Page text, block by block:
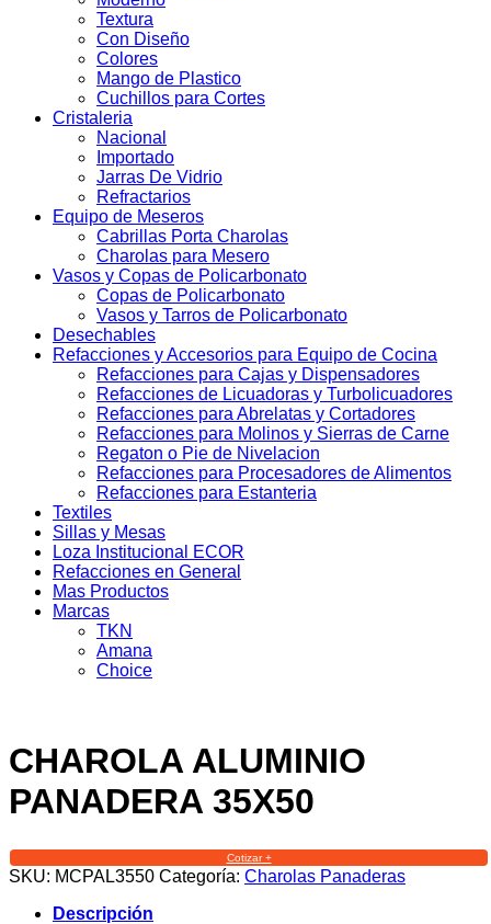
Textura
Con Diseño
Colores
Mango de Plastico
Cuchillos para Cortes
Cristaleria
Nacional
Importado
Jarras De Vidrio
Refractarios
Equipo de Meseros
Cabrillas Porta Charolas
Charolas para Mesero
Vasos y Copas de Policarbonato
Copas de Policarbonato
Vasos y Tarros de Policarbonato
Desechables
Refacciones y Accesorios para Equipo de Cocina
Refacciones para Cajas y Dispensadores
Refacciones de Licuadoras y Turbolicuadores
Refacciones para Abrelatas y Cortadores
Refacciones para Molinos y Sierras de Carne
Regaton o Pie de Nivelacion
Refacciones para Procesadores de Alimentos
Refacciones para Estanteria
Textiles
Sillas y Mesas
Loza Institucional ECOR
Refacciones en General
Mas Productos
Marcas
TKN
Amana
Choice
CHAROLA ALUMINIO
PANADERA 35X50
Cotizar +
SKU: MCPAL3550 Categoría: Charolas Panaderas
Descripción